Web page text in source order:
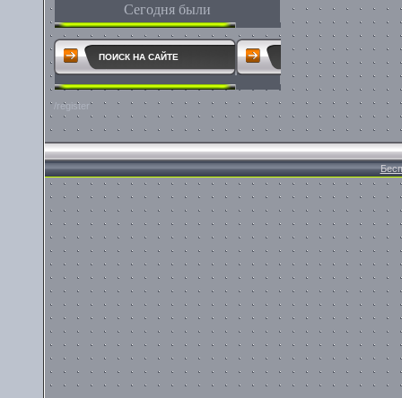
Сегодня были
ПОИСК НА САЙТЕ
/register